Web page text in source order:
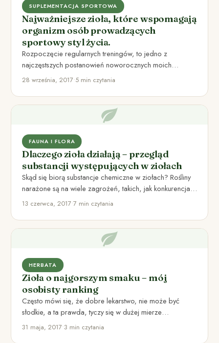
SUPLEMENTACJA SPORTOWA
Najważniejsze zioła, które wspomagają
organizm osób prowadzących
sportowy styl życia.
Rozpoczęcie regularnych treningów, to jedno z
najczęstszych postanowień noworocznych moich
znajomych. Sport rekreacyjny w założeniu powinien
28 września, 2017•5 min czytania
FAUNA I FLORA
Dlaczego zioła działają – przegląd
substancji występujących w ziołach
Skąd się biorą substancje chemiczne w ziołach? Rośliny
narażone są na wiele zagrożeń, takich, jak konkurencja
ze strony…
13 czerwca, 2017•7 min czytania
HERBATA
Zioła o najgorszym smaku – mój
osobisty ranking
Często mówi się, że dobre lekarstwo, nie może być
słodkie, a ta prawda, tyczy się w dużej mierze…
31 maja, 2017•3 min czytania